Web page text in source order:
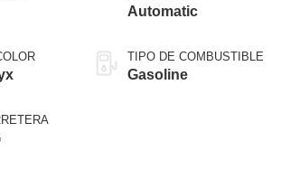
Automatic
TIPO DE COMBUSTIBLE
Gasoline